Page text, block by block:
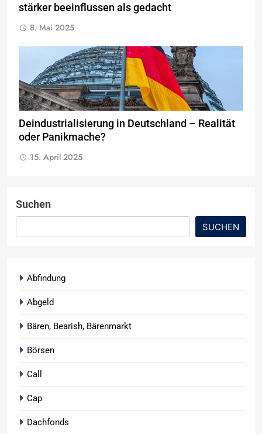
stärker beeinflussen als gedacht
8. Mai 2025
Deindustrialisierung in Deutschland – Realität
oder Panikmache?
15. April 2025
Suchen
SUCHEN
Abfindung
Abgeld
Bären, Bearish, Bärenmarkt
Börsen
Call
Cap
Dachfonds